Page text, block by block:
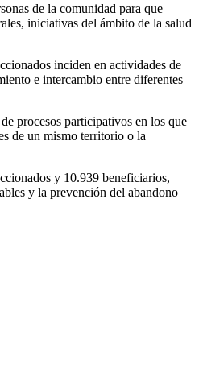
de la comunidad para que
iniciativas del ámbito de la salud
inciden en actividades de
e intercambio entre diferentes
procesos participativos en los que
de un mismo territorio o la
y 10.939 beneficiarios,
y la prevención del abandono